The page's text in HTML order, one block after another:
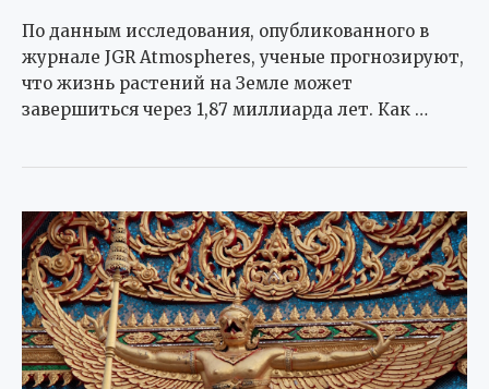
По данным исследования, опубликованного в
журнале JGR Atmospheres, ученые прогнозируют,
что жизнь растений на Земле может
завершиться через 1,87 миллиарда лет. Как …